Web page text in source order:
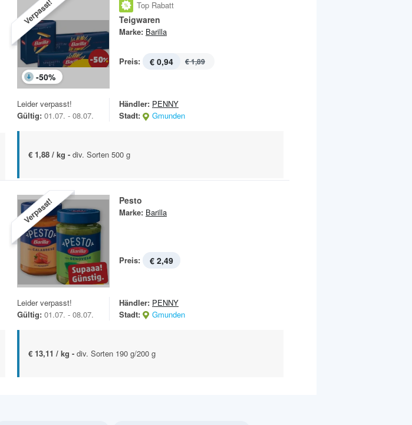
Verpasst!
-50%
Top Rabatt
Teigwaren
Marke: Barilla
Preis: € 0,94 € 1,89
Leider verpasst!
Gültig: 01.07. - 08.07.
Händler: PENNY
Stadt:
Gmunden
€ 1,88 / kg - div. Sorten 500 g
Verpasst! Pesto
Marke: Barilla
Preis: € 2,49
Leider verpasst!
Gültig: 01.07. - 08.07.
Händler: PENNY
Stadt:
Gmunden
€ 13,11 / kg - div. Sorten 190 g/200 g